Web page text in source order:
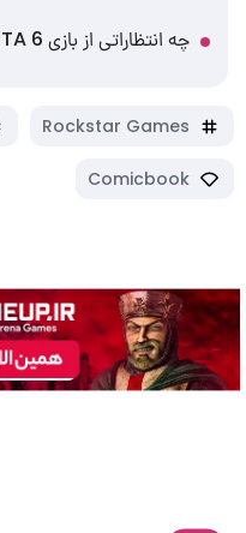
چه انتظاراتی از بازی GTA 6 داریم؟
Rockstar Games
Comicbook